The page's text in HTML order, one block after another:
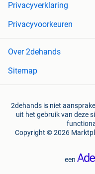
Privacyverklaring
Privacyvoorkeuren
Over 2dehands
Sitemap
2dehands is niet
uit het gebruik van deze
Copyright © 2026
een